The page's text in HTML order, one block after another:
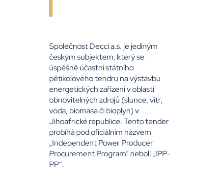
Společnost Decci a.s. je jediným
českým subjektem, který se
úspěšně účastní státního
pětikolového tendru na výstavbu
energetických zařízení v oblasti
obnovitelných zdrojů (slunce, vítr,
voda, biomasa či bioplyn) v
Jihoafrické republice. Tento tender
probíhá pod oficiálním názvem
„Independent Power Producer
Procurement Program“ neboli „IPP-
PP“.